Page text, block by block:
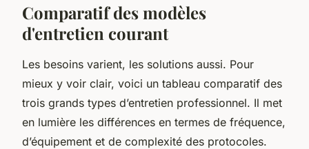
Comparatif des modèles
d'entretien courant
Les besoins varient, les solutions aussi. Pour
mieux y voir clair, voici un tableau comparatif des
trois grands types d’entretien professionnel. Il met
en lumière les différences en termes de fréquence,
d’équipement et de complexité des protocoles.